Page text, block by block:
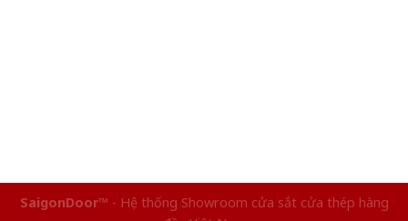
SaigonDoor™ - Hệ thống Showroom cửa sắt cửa thép hàng